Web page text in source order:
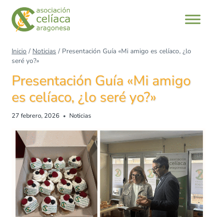
Saltar
contenido
Inicio / Noticias / Presentación Guía «Mi amigo es celíaco, ¿lo
seré yo?»
Presentación Guía «Mi amigo
es celíaco, ¿lo seré yo?»
27 febrero, 2026 Noticias